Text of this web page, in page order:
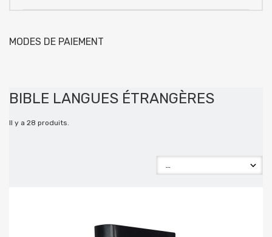
MODES DE PAIEMENT
BIBLE LANGUES ÉTRANGÈRES
Il y a 28 produits.